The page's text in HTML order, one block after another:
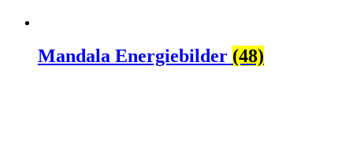
Mandala Energiebilder (48)